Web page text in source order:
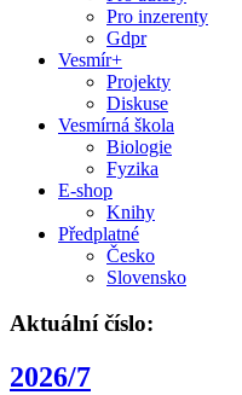
Pro inzerenty
Gdpr
Vesmír+
Projekty
Diskuse
Vesmírná škola
Biologie
Fyzika
E-shop
Knihy
Předplatné
Česko
Slovensko
Aktuální číslo:
2026/7